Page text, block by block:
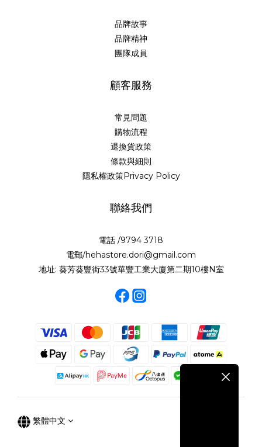
品牌故事
品牌精神
團隊成員
顧客服務
常見問題
購物流程
退換貨政策
條款與細則
隱私權政策Privacy Policy
聯絡我們
電話 /9794 3718
電郵/hehastore.dori@gmail.com
地址: 葵芳葵豐街33號華豐工業大廈第二期10樓N室
繁體中文